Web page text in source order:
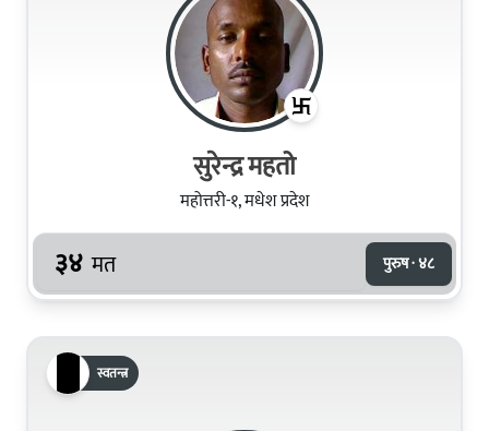
सुरेन्द्र महतो
महोत्तरी-१, मधेश प्रदेश
३४ मत पुरुष · ४८
स्वतन्त्र